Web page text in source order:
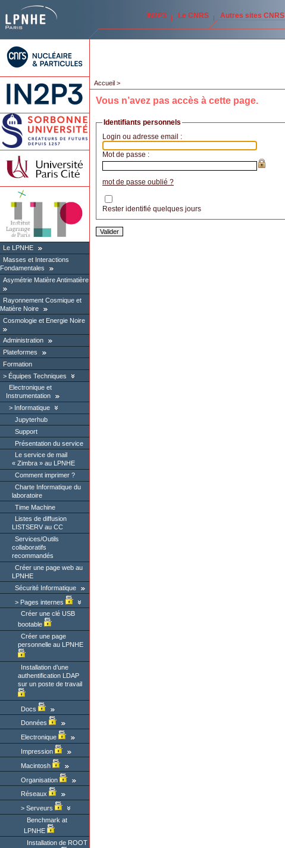
IN2P3 Le CNRS Autres sites CNRS
Le LPNHE
Masses et Interactions
Fondamentales
Asymétrie Matière Antimatière
Rayonnement Cosmique et
Matière Noire
Cosmologie et Energie Noire
Administration
Plateformes
Formation
Équipes Techniques
Electronique et
Instrumentation
Informatique
Jupyterhub
Support
Présentation du service
Le service de mail
« Zimbra » au LPNHE
Comment imprimer ?
Charte Informatique du
laboratoire
Time Machine
Listes de diffusion
LISTSERV au CC
Services/Outils
collaboratifs
recommandés
Créer une page web au
LPNHE
Sécurité Informatique
Pages internes
Créer une clé USB
bootable
Créer une page
personnelle au LPNHE
Installation d’une
authentification LDAP
sur un poste de travail
Docs
Données
Electronique
Impression
Macintosh
Organisation
Réseaux
Serveurs
Benchmark at
LPNHE
Installation de ROOT
Accueil >
Vous n’avez pas accès à cette page.
Identifiants personnels
Login ou adresse email :
Mot de passe :
mot de passe oublié ?
Rester identifié quelques jours